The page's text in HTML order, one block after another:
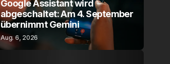
Google Assistant wird
abgeschaltet: Am 4. September
übernimmt Gemini
Aug. 6, 2026